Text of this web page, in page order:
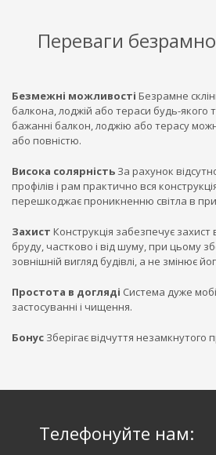
Переваги
Безмежні можливості Безрамне
балкона, лоджій або тераси будь-якого
бажанні балкон, лоджію або терасу
або повністю.
Висока солярніcть За рахунок
профілів і рам практично вся
перешкоджає проникненню світла в
Захист Конструкція забезпечує захист
бруду, частково і від шуму, при цьому
зовнішній вигляд будівлі, а не змінює
Простота в догляді Система дуже
застосуванні і чищення.
Бонус Зберігає відчуття незамкнутого
Телефонуйте нам: